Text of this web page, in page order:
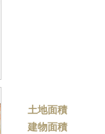
土地面積
建物面積